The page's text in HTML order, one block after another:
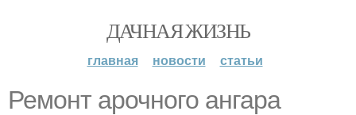
ДАЧНАЯ ЖИЗНЬ
главная новости статьи
Ремонт арочного ангара